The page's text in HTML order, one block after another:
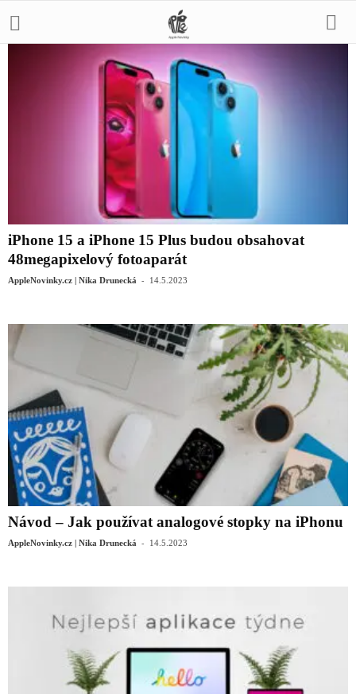
iPhone 15 a iPhone 15 Plus budou obsahovat
48megapixelový fotoaparát
AppleNovinky.cz | Nika Drunecká - 14.5.2023
Návod – Jak používat analogové stopky na iPhonu
AppleNovinky.cz | Nika Drunecká - 14.5.2023